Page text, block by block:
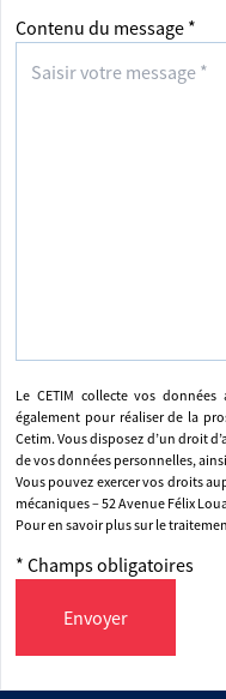
Contenu du message *
Le CETIM collecte vos
également pour réaliser de la
Cetim. Vous disposez d’un droit
de vos données personnelles,
Vous pouvez exercer vos droits
mécaniques – 52 Avenue Félix
Pour en savoir plus sur le
* Champs obligatoires
Envoyer